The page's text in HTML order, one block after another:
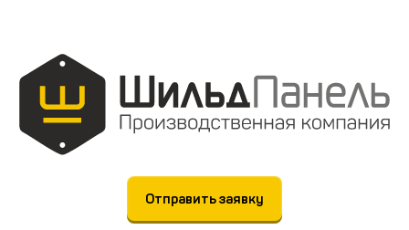
Отправить заявку